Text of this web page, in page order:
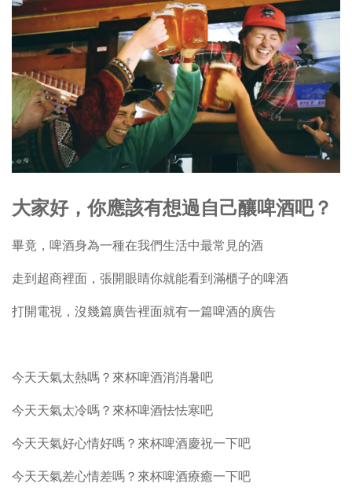
大家好，你應該有想過自己釀啤酒吧？
畢竟，啤酒身為一種在我們生活中最常見的酒
走到超商裡面，張開眼睛你就能看到滿櫃子的啤酒
打開電視，沒幾篇廣告裡面就有一篇啤酒的廣告
今天天氣太熱嗎？來杯啤酒消消暑吧
今天天氣太冷嗎？來杯啤酒怯怯寒吧
今天天氣好心情好嗎？來杯啤酒慶祝一下吧
今天天氣差心情差嗎？來杯啤酒療癒一下吧